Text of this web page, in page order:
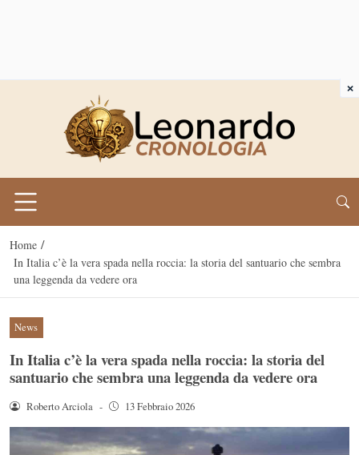
Home /
In Italia c’è la vera spada nella roccia: la storia del santuario che sembra
una leggenda da vedere ora
News
In Italia c’è la vera spada nella roccia: la storia del
santuario che sembra una leggenda da vedere ora
Roberto Arciola - 13 Febbraio 2026
×